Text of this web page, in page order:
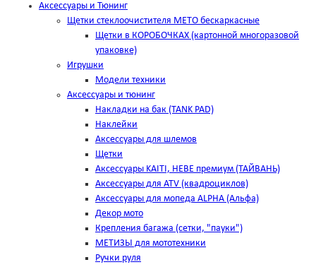
Аксессуары и Тюнинг
Щетки стеклоочистителя METO бескаркасные
Щетки в КОРОБОЧКАХ (картонной многоразовой
упаковке)
Игрушки
Модели техники
Аксессуары и тюнинг
Накладки на бак (TANK PAD)
Наклейки
Аксессуары для шлемов
Щетки
Аксессуары KAITI, HEBE премиум (ТАЙВАНЬ)
Аксессуары для ATV (квадроциклов)
Аксессуары для мопеда ALPHA (Альфа)
Декор мото
Крепления багажа (сетки, "пауки")
МЕТИЗЫ для мототехники
Ручки руля